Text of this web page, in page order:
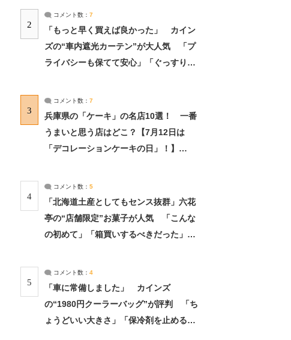
2
コメント数： 7
「もっと早く買えば良かった」 カイン
ズの“車内遮光カーテン”が大人気 「プ
ライバシーも保てて安心」「ぐっすり眠
3
コメント数： 7
兵庫県の「ケーキ」の名店10選！ 一番
うまいと思う店はどこ？【7月12日は
「デコレーションケーキの日」！】
4
コメント数： 5
「北海道土産としてもセンス抜群」六花
亭の“店舗限定”お菓子が人気 「こんな
の初めて」「箱買いするべきだった」
5
コメント数： 4
「車に常備しました」 カインズ
の“1980円クーラーバッグ”が評判 「ち
ょうどいい大きさ」「保冷剤を止めるベ